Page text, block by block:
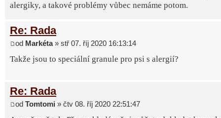
alergiky, a takové problémy vůbec nemáme potom.
Re: Rada
od Markéta» stř 07. říj 2020 16:13:14
Takže jsou to speciální granule pro psi s alergií?
Re: Rada
od Tomtomi » čtv 08. říj 2020 22:51:47